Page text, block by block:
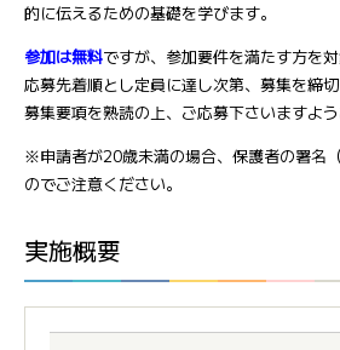
的に伝えるための基礎を学びます。
参加は無料ですが、参加要件を満たす方を
応募先着順とし定員に達し次第、募集を締
募集要項を熟読の上、ご応募下さいますよう
※申請者が20歳未満の場合、保護者の署名
のでご注意ください。
実施概要